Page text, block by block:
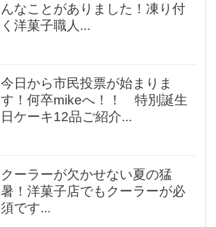
んなことがありました！凍り付
く洋菓子職人...
今日から市民投票が始まりま
す！何卒mikeへ！！ 特別誕生
日ケーキ12品ご紹介...
クーラーが欠かせない夏の猛
暑！洋菓子店でもクーラーが必
須です...